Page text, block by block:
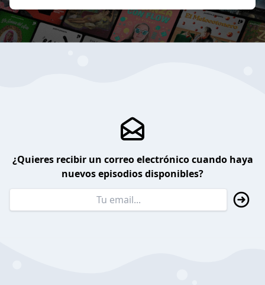
¿Quieres recibir un correo electrónico cuando haya
nuevos episodios disponibles?